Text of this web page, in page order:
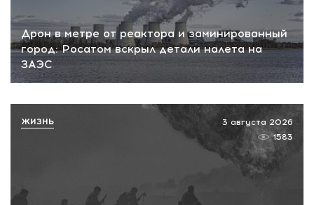
Дрон в метре от реактора и заминированный
город: Росатом вскрыл детали налета на
ЗАЭС
3 августа 2026
1583
ЖИЗНЬ